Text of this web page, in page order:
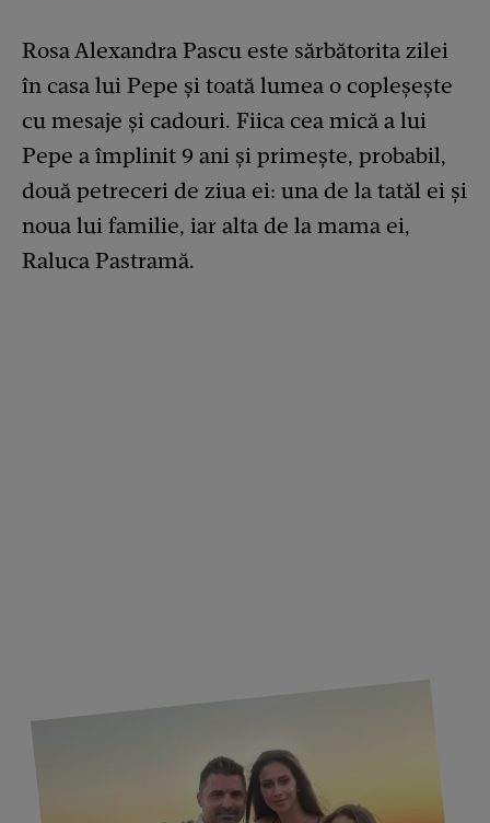
Rosa Alexandra Pascu este sărbătorita zilei
în casa lui Pepe și toată lumea o copleșește
cu mesaje și cadouri. Fiica cea mică a lui
Pepe a împlinit 9 ani și primește, probabil,
două petreceri de ziua ei: una de la tatăl ei și
noua lui familie, iar alta de la mama ei,
Raluca Pastramă.